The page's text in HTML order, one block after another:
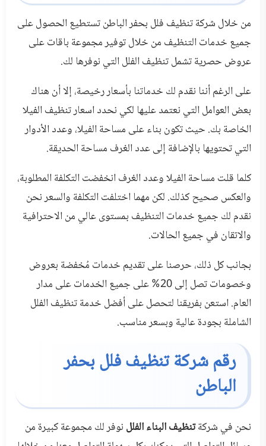
من خلال شركة تنظيف فلل بحفر الباطن تستطيع الحصول على
جميع خدمات التنظيف من خلال توفير مجموعة باقات على
عروض حصرية تشمل تنظيف الفلل التي نوفرها لك.
على الرغم أننا نقدم لك خدماتنا بأسعار رخيصة، إلا أن هناك
بعض العوامل التي نعتمد عليها لكي نحدد اسعار تنظيف الفيلا
الخاصة بك. حيث تكون بناء على مساحة الفيلا، وعدد الأدوار
التي تحتويها بالإضافة إلى عدد الغرف مساحة الحديقة.
كلما قلت مساحة الفيلا وعدد الغرف انخفضت التكلفة المطلوبة،
والعكس صحيح كذلك. لكن مهما اختلفت التكلفة والسعر نحن
نقدم لك جميع خدمات التنظيف بمستوى عالي من الاحترافية
والاتقان في جميع الحالات.
بجانب كل ذلك، حرصنا على تقديم خدمات مُخفضة بعروض
وخصومات تصل إلى 20% على جميع الخدمات على مدار
العام. استعن بفريقنا لتحصل على أفضل خدمة تنظيف الفلل
الشاملة بجودة عالية وبسعر مناسب.
رقم شركة تنظيف فلل بحفر
الباطن
نحن في شركةتنظيف البناء الفلل نوفر لك مجموعة كبيرة من